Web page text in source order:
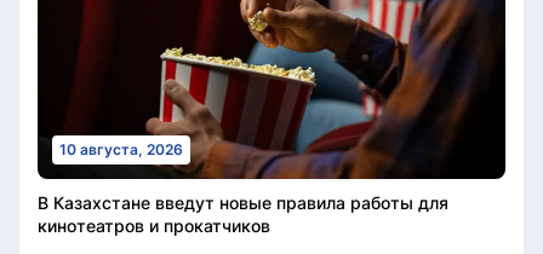
10 августа, 2026
В Казахстане введут новые правила работы для
кинотеатров и прокатчиков